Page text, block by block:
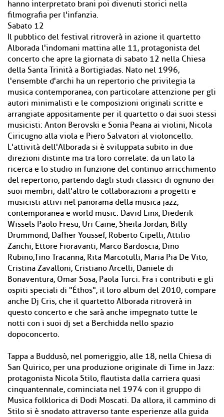
hanno interpretato brani poi divenuti storici nella
filmografia per l'infanzia.
Sabato 12
Il pubblico del festival ritroverà in azione il quartetto
Alborada l'indomani mattina alle 11, protagonista del
concerto che apre la giornata di sabato 12 nella Chiesa
della Santa Trinità a Bortigiadas. Nato nel 1996,
l'ensemble d'archi ha un repertorio che privilegia la
musica contemporanea, con particolare attenzione per gli
autori minimalisti e le composizioni originali scritte e
arrangiate appositamente per il quartetto o dai suoi stessi
musicisti: Anton Berovski e Sonia Peana ai violini, Nicola
Ciricugno alla viola e Piero Salvatori al violoncello.
L'attività dell'Alborada si è sviluppata subito in due
direzioni distinte ma tra loro correlate: da un lato la
ricerca e lo studio in funzione del continuo arricchimento
del repertorio, partendo dagli studi classici di ognuno dei
suoi membri; dall'altro le collaborazioni a progetti e
musicisti attivi nel panorama della musica jazz,
contemporanea e world music: David Linx, Diederik
Wissels Paolo Fresu, Uri Caine, Sheila Jordan, Billy
Drummond, Dafher Youssef, Roberto Cipelli, Attilio
Zanchi, Ettore Fioravanti, Marco Bardoscia, Dino
Rubino,Tino Tracanna, Rita Marcotulli, Maria Pia De Vito,
Cristina Zavalloni, Cristiano Arcelli, Daniele di
Bonaventura, Omar Sosa, Paola Turci. Fra i contributi e gli
ospiti speciali di "Éthos", il loro album del 2010, compare
anche Dj Cris, che il quartetto Alborada ritroverà in
questo concerto e che sarà anche impegnato tutte le
notti con i suoi dj set a Berchidda nello spazio
dopoconcerto.
Tappa a Buddusò, nel pomeriggio, alle 18, nella Chiesa di
San Quirico, per una produzione originale di Time in Jazz:
protagonista Nicola Stilo, flautista dalla carriera quasi
cinquantennale, cominciata nel 1974 con il gruppo di
Musica folklorica di Dodi Moscati. Da allora, il cammino di
Stilo si è snodato attraverso tante esperienze alla guida